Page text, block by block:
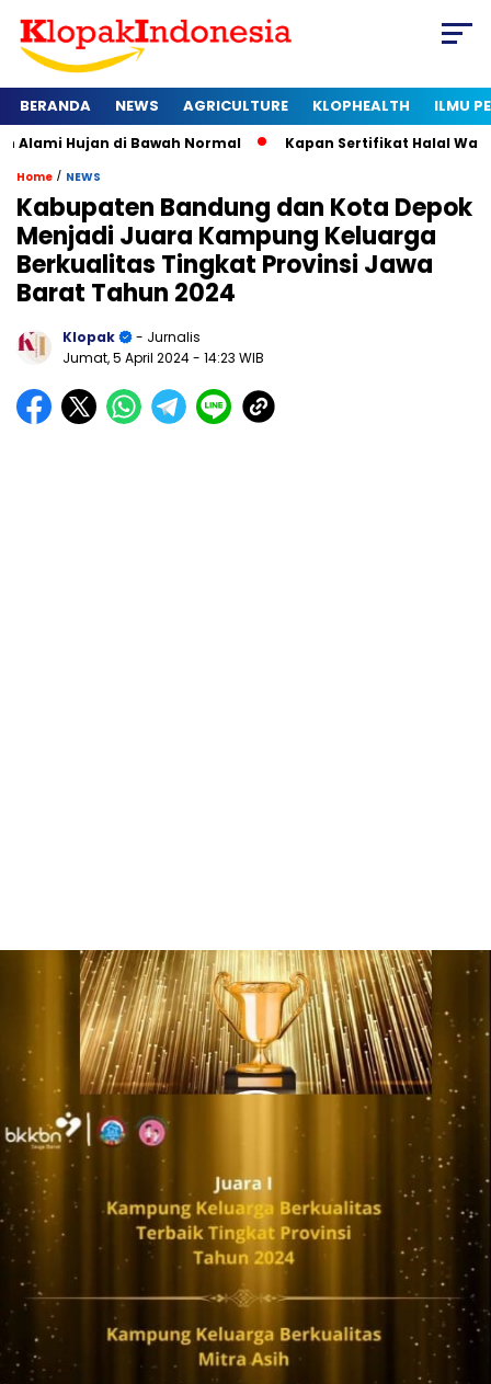
BERANDA NEWS AGRICULTURE KLOPHEALTH ILMU
di Bawah Normal Kapan Sertifikat Halal Wajib bagi
Home / NEWS
Kabupaten Bandung dan Kota Depok
Menjadi Juara Kampung Keluarga
Berkualitas Tingkat Provinsi Jawa
Barat Tahun 2024
Klopak
- Jurnalis
Jumat, 5 April 2024- 14:23 WIB